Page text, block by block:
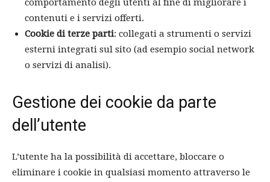
comportamento degli utenti al fine di migliorare i
contenuti e i servizi offerti.
Cookie di terze parti: collegati a strumenti o servizi
esterni integrati sul sito (ad esempio social network
o servizi di analisi).
Gestione dei cookie da parte
dell’utente
L’utente ha la possibilità di accettare, bloccare o
eliminare i cookie in qualsiasi momento attraverso le